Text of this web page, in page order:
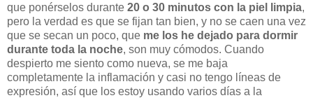
que ponérselos durante 20 o 30 minutos con la piel limpia,
pero la verdad es que se fijan tan bien, y no se caen una vez
que se secan un poco, que me los he dejado para dormir
durante toda la noche, son muy cómodos. Cuando
despierto me siento como nueva, se me baja
completamente la inflamación y casi no tengo líneas de
expresión, así que los estoy usando varios días a la